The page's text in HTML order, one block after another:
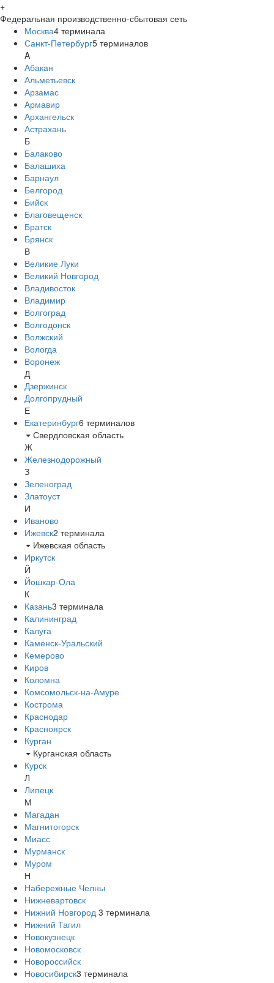
+
Федеральная производственно-сбытовая сеть
Москва4 терминала
Санкт-Петербург5 терминалов
A
Абакан
Альметьевск
Арзамас
Армавир
Архангельск
Астрахань
Б
Балаково
Балашиха
Барнаул
Белгород
Бийск
Благовещенск
Братск
Брянск
В
Великие Луки
Великий Новгород
Владивосток
Владимир
Волгоград
Волгодонск
Волжский
Вологда
Воронеж
Д
Дзержинск
Долгопрудный
Е
Екатеринбург6 терминалов
Свердловская область
Ж
Железнодорожный
З
Зеленоград
Златоуст
И
Иваново
Ижевск2 терминала
Ижевская область
Иркутск
Й
Йошкар-Ола
К
Казань3 терминала
Калининград
Калуга
Каменск-Уральский
Кемерово
Киров
Коломна
Комсомольск-на-Амуре
Кострома
Краснодар
Красноярск
Курган
Курганская область
Курск
Л
Липецк
М
Магадан
Магнитогорск
Миасс
Мурманск
Муром
Н
Набережные Челны
Нижневартовск
Нижний Новгород 3 терминала
Нижний Тагил
Новокузнецк
Новомосковск
Новороссийск
Новосибирск3 терминала